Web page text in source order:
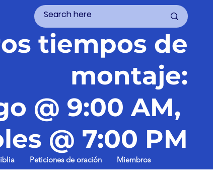
tiempos de
montaje:
@ 9:00 AM,
@ 7:00 PM
Peticiones de oración Miembros